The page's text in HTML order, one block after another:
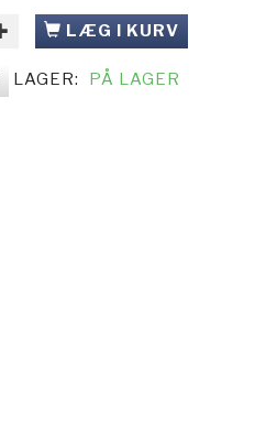
LÆG I KURV
LAGER: PÅ LAGER